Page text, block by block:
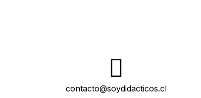
contacto@soydidacticos.cl